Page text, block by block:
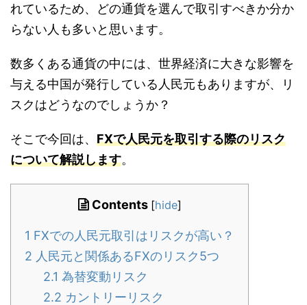
れているため、どの通貨を選んで取引すべきか分か
らない人も多いと思います。
数多くある通貨の中には、世界経済に大きな影響を
与える中国が発行している人民元もありますが、リ
スクはどうなのでしょうか？
そこで今回は、 FXで人民元を取引する際のリスク
について解説します。
Contents [hide]
1 FXでの人民元取引はリスクが高い？
2 人民元と関係あるFXのリスク5つ
2.1 為替変動リスク
2.2 カントリーリスク